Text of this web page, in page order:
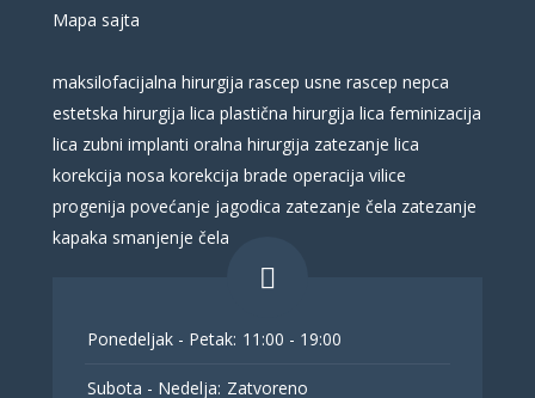
Mapa sajta
maksilofacijalna hirurgija rascep usne rascep nepca
estetska hirurgija lica plastična hirurgija lica feminizacija
lica zubni implanti oralna hirurgija zatezanje lica
korekcija nosa korekcija brade operacija vilice
progenija povećanje jagodica zatezanje čela zatezanje
kapaka smanjenje čela
Ponedeljak - Petak: 11:00 - 19:00
Subota - Nedelja: Zatvoreno